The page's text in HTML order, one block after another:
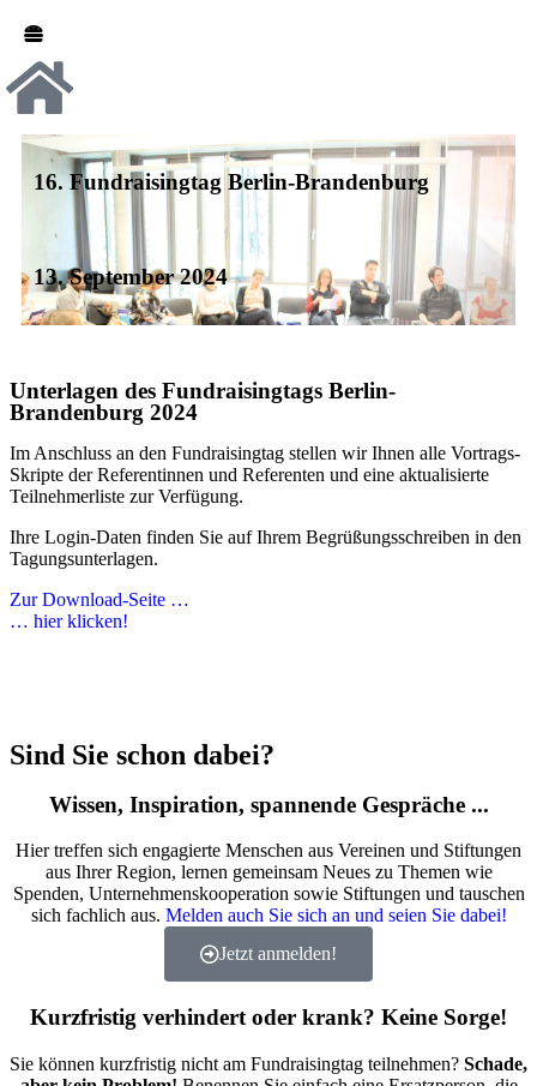
16. Fundraisingtag Berlin-Brandenburg
13. September 2024
Unterlagen des Fundraisingtags Berlin-
Brandenburg 2024
Im Anschluss an den Fundraisingtag stellen wir Ihnen alle Vortrags-
Skripte der Referentinnen und Referenten und eine aktualisierte
Teilnehmerliste zur Verfügung.
Ihre Login-Daten finden Sie auf Ihrem Begrüßungsschreiben in den
Tagungsunterlagen.
Zur Download-Seite …
… hier klicken!
Sind Sie schon dabei?
Wissen, Inspiration, spannende Gespräche ...
Hier treffen sich engagierte Menschen aus Vereinen und Stiftungen
aus Ihrer Region, lernen gemeinsam Neues zu Themen wie
Spenden, Unternehmenskooperation sowie Stiftungen und tauschen
sich fachlich aus. Melden auch Sie sich an und seien Sie dabei!
Jetzt anmelden!
Kurzfristig verhindert oder krank? Keine Sorge!
Sie können kurzfristig nicht am Fundraisingtag teilnehmen? Schade,